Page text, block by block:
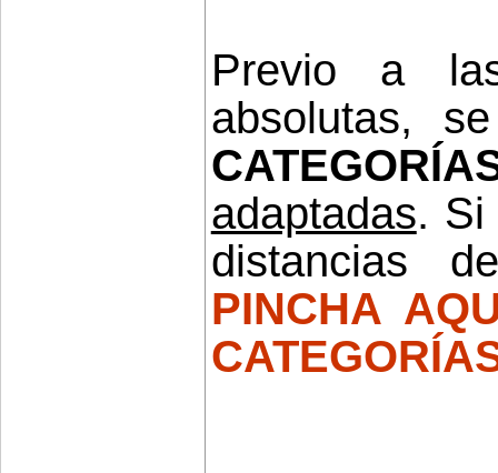
Previo a
absolutas,
adaptadas. Si
distancias
PINCHA